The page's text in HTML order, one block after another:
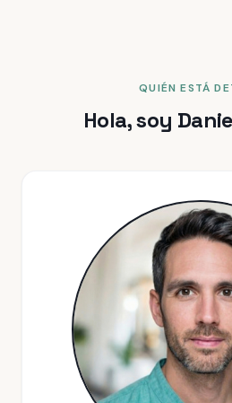
QUIÉN ESTÁ
Hola, soy